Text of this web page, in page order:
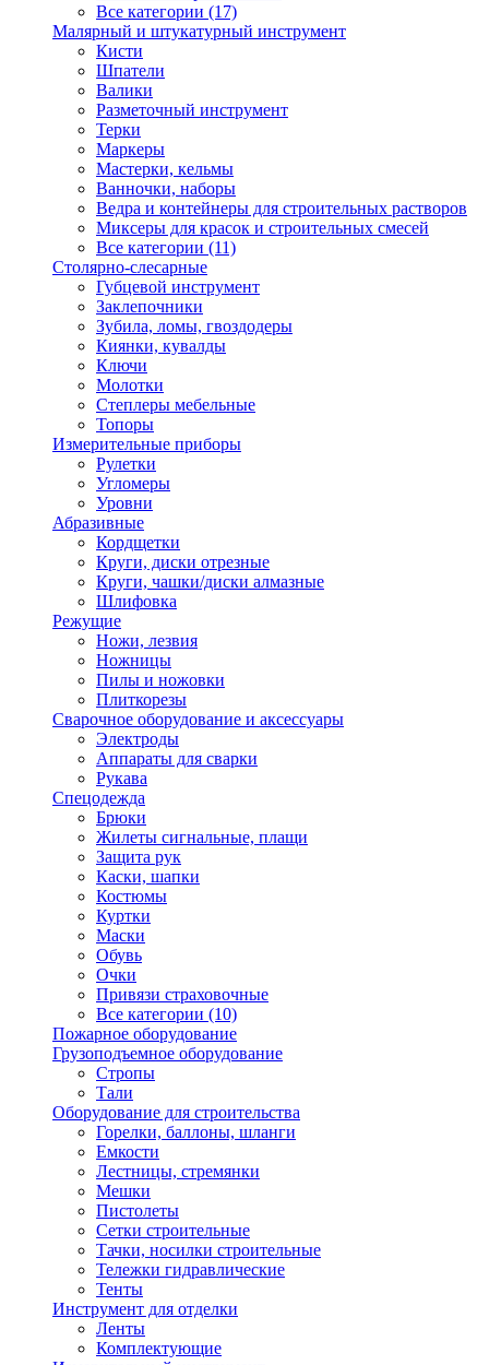
Все категории (17)
Малярный и штукатурный инструмент
Кисти
Шпатели
Валики
Разметочный инструмент
Терки
Маркеры
Мастерки, кельмы
Ванночки, наборы
Ведра и контейнеры для строительных растворов
Миксеры для красок и строительных смесей
Все категории (11)
Столярно-слесарные
Губцевой инструмент
Заклепочники
Зубила, ломы, гвоздодеры
Киянки, кувалды
Ключи
Молотки
Степлеры мебельные
Топоры
Измерительные приборы
Рулетки
Угломеры
Уровни
Абразивные
Кордщетки
Круги, диски отрезные
Круги, чашки/диски алмазные
Шлифовка
Режущие
Ножи, лезвия
Ножницы
Пилы и ножовки
Плиткорезы
Сварочное оборудование и аксессуары
Электроды
Аппараты для сварки
Рукава
Спецодежда
Брюки
Жилеты сигнальные, плащи
Защита рук
Каски, шапки
Костюмы
Куртки
Маски
Обувь
Очки
Привязи страховочные
Все категории (10)
Пожарное оборудование
Грузоподъемное оборудование
Стропы
Тали
Оборудование для строительства
Горелки, баллоны, шланги
Емкости
Лестницы, стремянки
Мешки
Пистолеты
Сетки строительные
Тачки, носилки строительные
Тележки гидравлические
Тенты
Инструмент для отделки
Ленты
Комплектующие